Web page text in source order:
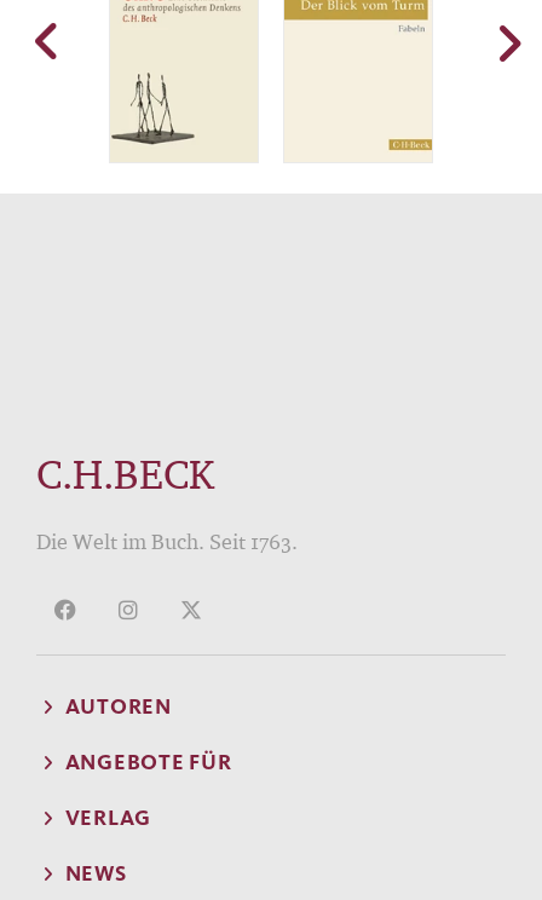
C.H.BECK
Die Welt im Buch. Seit 1763.
AUTOREN
ANGEBOTE FÜR
VERLAG
NEWS